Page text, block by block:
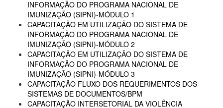
INFORMAÇÃO DO PROGRAMA NACIONAL DE
IMUNIZAÇÃO (SIPNI)-MÓDULO 1
CAPACITAÇÃO EM UTILIZAÇÃO DO SISTEMA DE
INFORMAÇÃO DO PROGRAMA NACIONAL DE
IMUNIZAÇÃO (SIPNI)-MÓDULO 2
CAPACITAÇÃO EM UTILIZAÇÃO DO SISTEMA DE
INFORMAÇÃO DO PROGRAMA NACIONAL DE
IMUNIZAÇÃO (SIPNI)-MÓDULO 3
CAPACITAÇÃO FLUXO DOS REQUERIMENTOS DOS
SISTEMAS DE DOCUMENTOS/BPM
CAPACITAÇÃO INTERSETORIAL DA VIOLÊNCIA